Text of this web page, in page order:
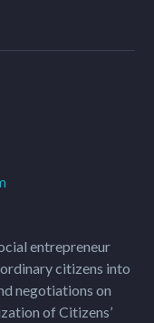
entrepreneur
citizens into
negotiations on
of Citizens’